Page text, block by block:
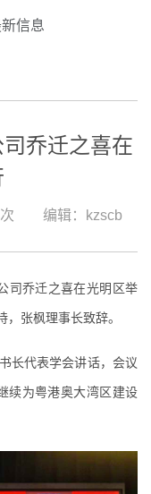
信息
乔迁之喜在
次 编辑：kzscb
司乔迁之喜在光明区举
，张枫理事长致辞。
长代表学会讲话，会议
续为粤港奥大湾区建设